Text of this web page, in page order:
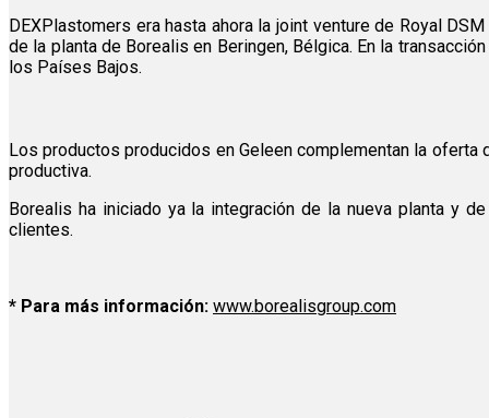
DEXPlastomers era hasta ahora la joint venture de Royal
de la planta de Borealis en Beringen, Bélgica. En la
los Países Bajos.
Los productos producidos en Geleen complementan la
productiva.
Borealis ha iniciado ya la integración de la nueva planta y
clientes.
* Para más información: www.borealisgroup.com